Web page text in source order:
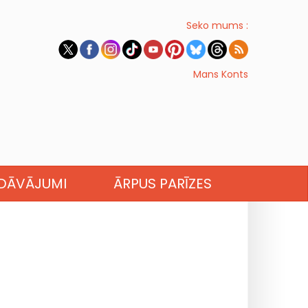
Seko mums :
Mans Konts
ĀRPUS PARĪZES